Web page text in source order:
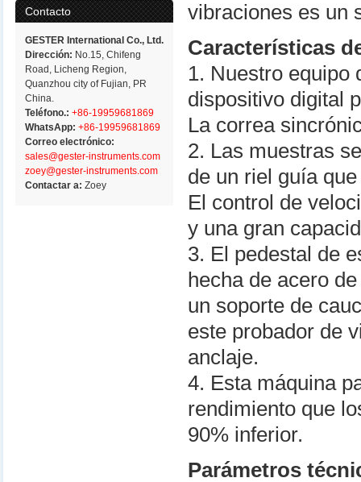
Contacto
GESTER International Co., Ltd.
Dirección: No.15, Chifeng
Road, Licheng Region,
Quanzhou city of Fujian, PR
China.
Teléfono.: +86-19959681869
WhatsApp: +86-19959681869
Correo electrónico:
sales@gester-instruments.com
zoey@gester-instruments.com
Contactar a:Zoey
vibraciones es un
Características
1. Nuestro equipo
dispositivo digital
La correa
2. Las muestras
de un riel guía
El control de
y una gran
3. El pedestal de
hecha de acero
un soporte de
este probador de
anclaje.
4. Esta máquina
rendimiento que
90% inferior.
Parámetros